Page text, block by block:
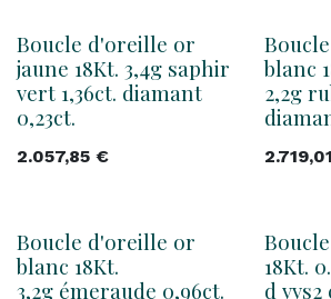
Boucle d'oreille or
jaune 18Kt. 3,4g saphir
vert 1,36ct. diamant
0,23ct.
2.057,85 €
blanc
2,2g
2.719,01
Boucle d'oreille or
blanc 18Kt.
3,2g émeraude 0,96ct.
18Kt.
d vvs2